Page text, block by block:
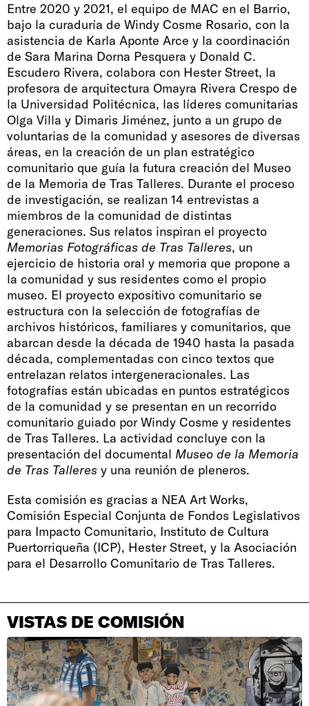
Entre 2020 y 2021, el equipo de MAC en el Barrio,
bajo la curaduría de Windy Cosme Rosario, con la
asistencia de Karla Aponte Arce y la coordinación
de Sara Marina Dorna Pesquera y Donald C.
Escudero Rivera, colabora con Hester Street, la
profesora de arquitectura Omayra Rivera Crespo de
la Universidad Politécnica, las líderes comunitarias
Olga Villa y Dimaris Jiménez, junto a un grupo de
voluntarias de la comunidad y asesores de diversas
áreas, en la creación de un plan estratégico
comunitario que guía la futura creación del Museo
de la Memoria de Tras Talleres. Durante el proceso
de investigación, se realizan 14 entrevistas a
miembros de la comunidad de distintas
generaciones. Sus relatos inspiran el proyecto
Memorias Fotográficas de Tras Talleres, un
ejercicio de historia oral y memoria que propone a
la comunidad y sus residentes como el propio
museo. El proyecto expositivo comunitario se
estructura con la selección de fotografías de
archivos históricos, familiares y comunitarios, que
abarcan desde la década de 1940 hasta la pasada
década, complementadas con cinco textos que
entrelazan relatos intergeneracionales. Las
fotografías están ubicadas en puntos estratégicos
de la comunidad y se presentan en un recorrido
comunitario guiado por Windy Cosme y residentes
de Tras Talleres. La actividad concluye con la
presentación del documental Museo de la Memoria
de Tras Talleres y una reunión de pleneros.
Esta comisión es gracias a NEA Art Works,
Comisión Especial Conjunta de Fondos Legislativos
para Impacto Comunitario, Instituto de Cultura
Puertorriqueña (ICP), Hester Street, y la Asociación
para el Desarrollo Comunitario de Tras Talleres.
VISTAS DE COMISIÓN